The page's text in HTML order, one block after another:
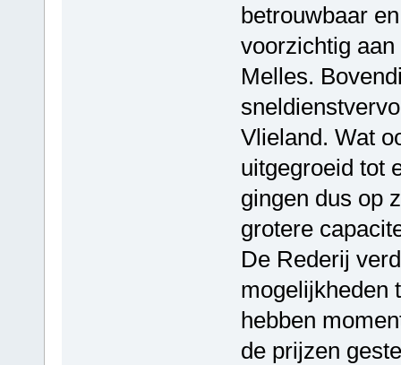
betrouwbaar
voorzichtig
Melles.
Vlieland. Wat
uitgegroeid tot
gingen dus op
grotere
De Rederij
mogelijkheden
hebben
de prijzen